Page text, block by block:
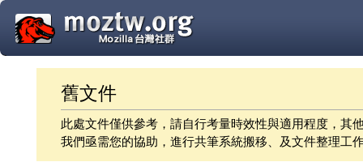
舊文件
此處文件僅供參考，請自行考量時效性與適用程度，其
我們亟需您的協助，進行共筆系統搬移、及文件整理工